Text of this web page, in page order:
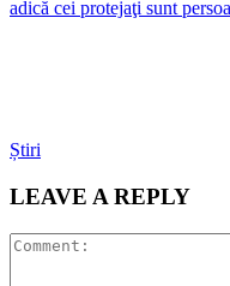
adică cei protejaţi sunt
Știri
LEAVE A REPLY